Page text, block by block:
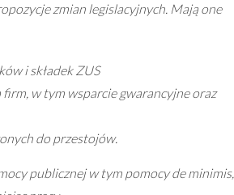
zmian legislacyjnych. Mają one
i składek ZUS
w tym wsparcie gwarancyjne oraz
do przestojów.
publicznej w tym pomocy de minimis,